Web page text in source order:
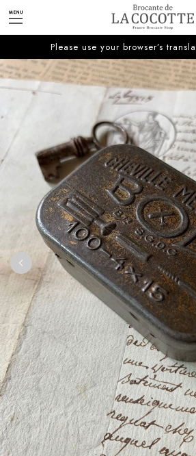
Please use your browser’s